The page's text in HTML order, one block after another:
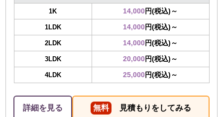
1K 14,000円(税込)～
1LDK 14,000円(税込)～
2LDK 14,000円(税込)～
3LDK 20,000円(税込)～
4LDK 25,000円(税込)～
詳細を見る 無料 見積もりをしてみる